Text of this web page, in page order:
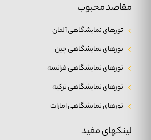
لینکهای مفید
مقاصد محبوب
تورهای نمایشگاهی آلمان
تورهای نمایشگاهی چین
تورهای نمایشگاهی فرانسه
تورهای نمایشگاهی ترکیه
تورهای نمایشگاهی امارات